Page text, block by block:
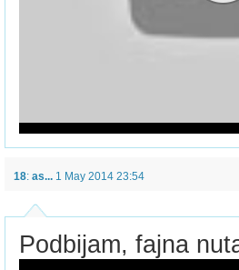
18: as... 1 May 2014 23:54
Podbijam, fajna